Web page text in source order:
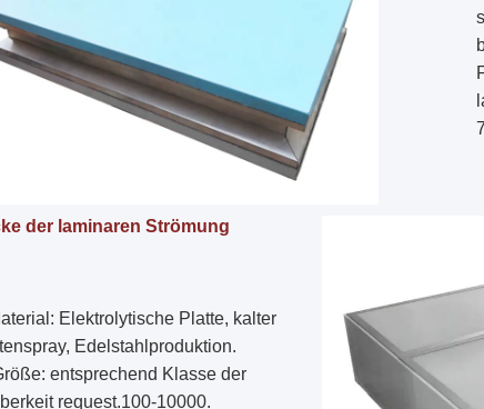
der laminaren Strömung
: Elektrolytische Platte, kalter
Edelstahlproduktion.
entsprechend Klasse der